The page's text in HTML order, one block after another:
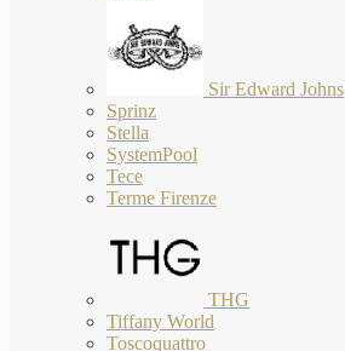
Sir Edward Johns
Sprinz
Stella
SystemPool
Tece
Terme Firenze
THG
Tiffany World
Toscoquattro